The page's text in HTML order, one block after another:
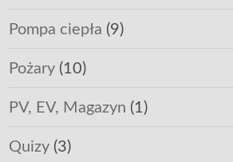
Pompa ciepła (9)
Pożary(10)
PV, EV, Magazyn (1)
Quizy(3)